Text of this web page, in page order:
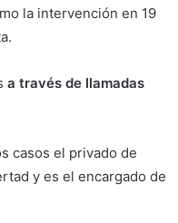
la intervención en 19
a través de llamadas
casos el privado de
y es el encargado de